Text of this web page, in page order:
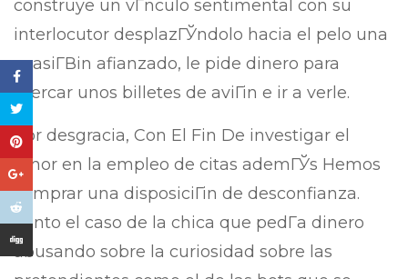
construye un vГ­nculo sentimental con su
interlocutor desplazГЎndolo hacia el pelo una
ocasiГ­Віn afianzado, le pide dinero para
mercar unos billetes de aviГіn e ir a verle.
Por desgracia, Con El Fin De investigar el
amor en la empleo de citas ademГЎs Hemos
comprar una disposiciГіn de desconfianza.
Tanto el caso de la chica que pedГ­a dinero
abusando sobre la curiosidad sobre las